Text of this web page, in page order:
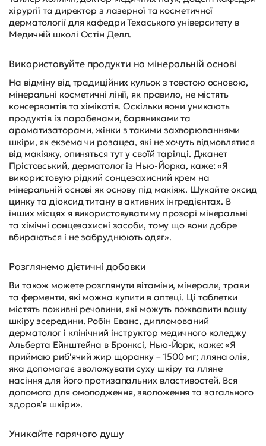
хірургії та директор з лазерної та косметичної
дерматології для кафедри Техаського університету в
Медичній школі Остін Делл.
Використовуйте продукти на мінеральній основі
На відміну від традиційних кульок з товстою основою,
мінеральні косметичні лінії, як правило, не містять
консервантів та хімікатів. Оскільки вони уникають
продуктів із парабенами, барвниками та
ароматизаторами, жінки з такими захворюваннями
шкіри, як екзема чи розацеа, які не хочуть відмовлятися
від макіяжу, опиняться тут у своїй тарілці. Джанет
Прістовський, дерматолог із Нью-Йорка, каже: «Я
використовую рідкий сонцезахисний крем на
мінеральній основі як основу під макіяж. Шукайте оксид
цинку та діоксид титану в активних інгредієнтах. В
інших місцях я використовуватиму прозорі мінеральні
та хімічні сонцезахисні засоби, тому що вони добре
вбираються і не забруднюють одяг».
Розглянемо дієтичні добавки
Ви також можете розглянути вітаміни, мінерали, трави
та ферменти, які можна купити в аптеці. Ці таблетки
містять поживні речовини, які можуть пожвавити вашу
шкіру зсередини. Робін Еванс, дипломований
дерматолог і клінічний інструктор медичного коледжу
Альберта Ейнштейна в Бронксі, Нью-Йорк, каже: «Я
приймаю риб'ячий жир щоранку – 1500 мг; лляна олія,
яка допомагає зволожувати суху шкіру та лляне
насіння для його протизапальних властивостей. Вся
допомога для омолодження, зволоження та загального
здоров'я шкіри».
Уникайте гарячого душу